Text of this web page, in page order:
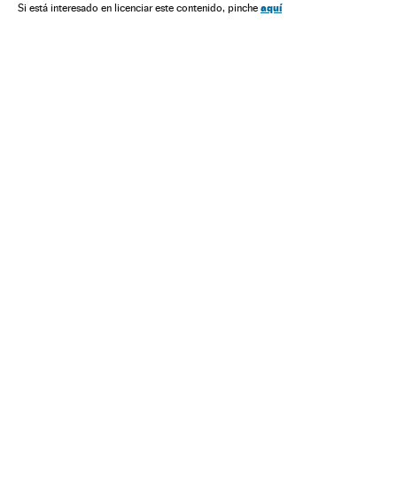
Si está interesado en licenciar este contenido, pinche aquí